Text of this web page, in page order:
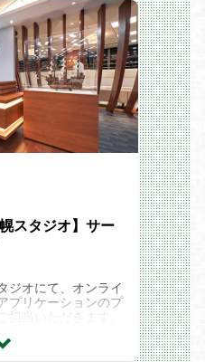
スタジオ】サー
ジオにて、オンライ
プリケーションのプ
担当いただきます。